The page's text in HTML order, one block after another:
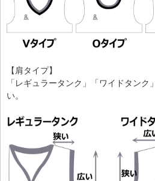
【肩タイプ】
「レギュラータンク」「ワイドタンク
い。